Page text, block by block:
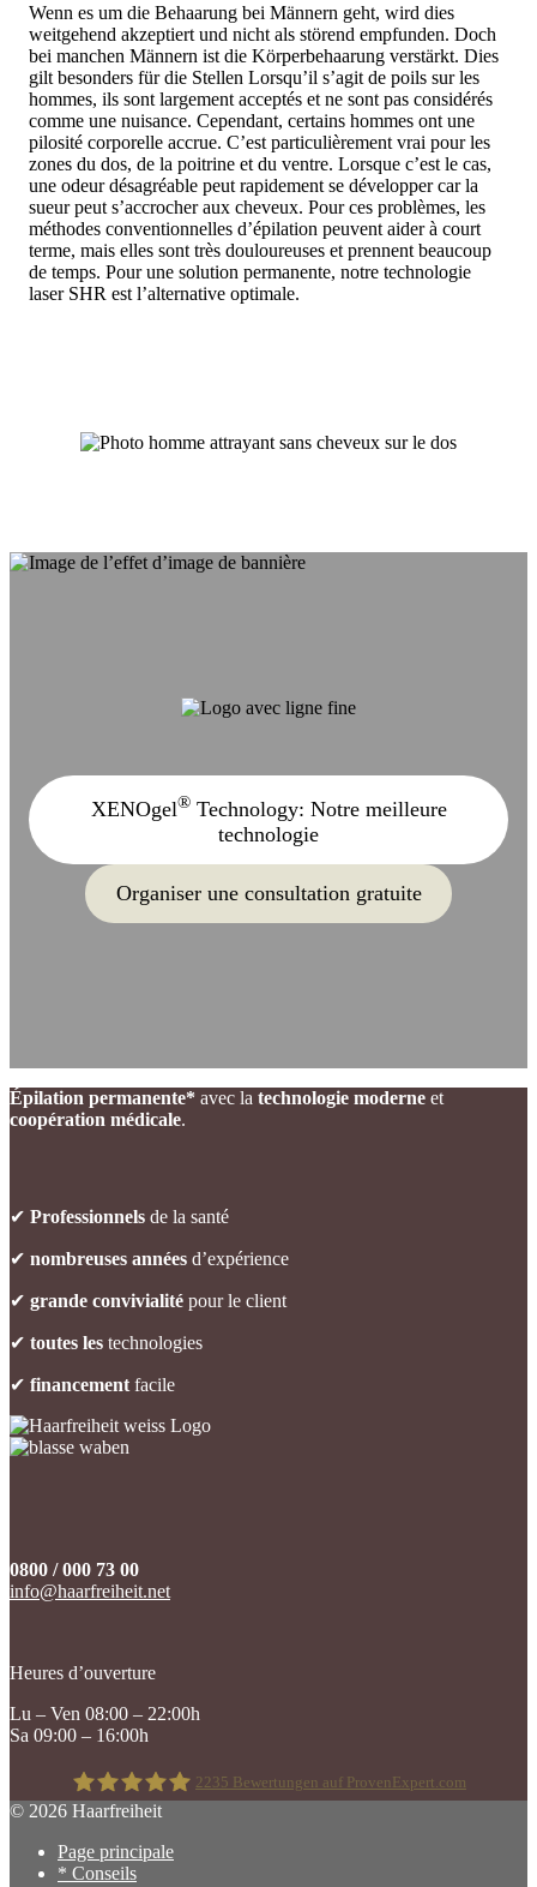
Wenn es um die Behaarung bei Männern geht, wird dies
weitgehend akzeptiert und nicht als störend empfunden. Doch
bei manchen Männern ist die Körperbehaarung verstärkt. Dies
gilt besonders für die Stellen Lorsqu’il s’agit de poils sur les
hommes, ils sont largement acceptés et ne sont pas considérés
comme une nuisance. Cependant, certains hommes ont une
pilosité corporelle accrue. C’est particulièrement vrai pour les
zones du dos, de la poitrine et du ventre. Lorsque c’est le cas,
une odeur désagréable peut rapidement se développer car la
sueur peut s’accrocher aux cheveux. Pour ces problèmes, les
méthodes conventionnelles d’épilation peuvent aider à court
terme, mais elles sont très douloureuses et prennent beaucoup
de temps. Pour une solution permanente, notre technologie
laser SHR est l’alternative optimale.
XENOgel®Technology: Notre meilleure
technologie
Organiser une consultation gratuite
Épilation permanente* avec la technologie moderne et
coopération médicale.
✔ Professionnels de la santé
✔ nombreuses années d’expérience
✔ grande convivialité pour le client
✔ toutes les technologies
✔ financement facile
0800 / 000 73 00
info@haarfreiheit.net
Heures d’ouverture
Lu – Ven 08:00 – 22:00h
Sa 09:00 – 16:00h
Haarfreiheit
2235 Bewertungen auf ProvenExpert.com
© 2026 Haarfreiheit
Page principale
* Conseils